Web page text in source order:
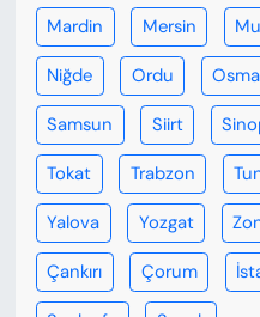
Mardin Mersin
Niğde Ordu
Samsun Siirt
Tokat Trabzon
Yalova Yozgat
Çankırı Çorum